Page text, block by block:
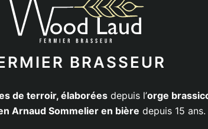
BRASSEUR
de terroir, élaborées depuis l’orge
Arnaud Sommelier en bière depuis 15 ans.